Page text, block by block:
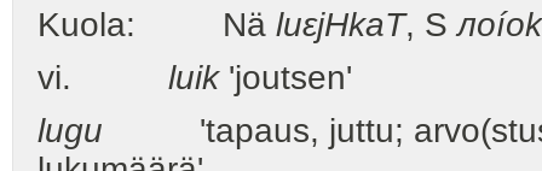
Kuola: Nä luεjHkaT, S
vi. luik'joutsen'
lugu 'tapaus, juttu; arvo(stus)